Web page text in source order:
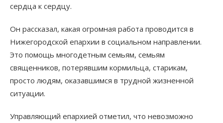
сердца к сердцу.
Он рассказал, какая огромная работа проводится в
Нижегородской епархии в социальном направлении.
Это помощь многодетным семьям, семьям
священников, потерявшим кормильца, старикам,
просто людям, оказавшимся в трудной жизненной
ситуации.
Управляющий епархией отметил, что невозможно